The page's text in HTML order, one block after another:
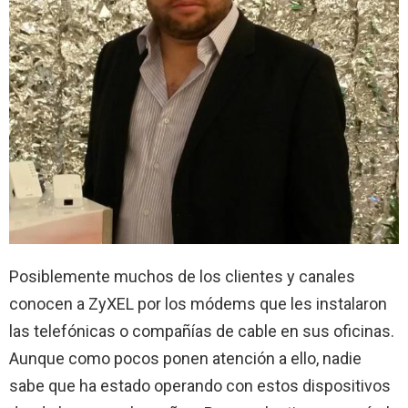
Posiblemente muchos de los clientes y canales
conocen a ZyXEL por los módems que les instalaron
las telefónicas o compañías de cable en sus oficinas.
Aunque como pocos ponen atención a ello, nadie
sabe que ha estado operando con estos dispositivos